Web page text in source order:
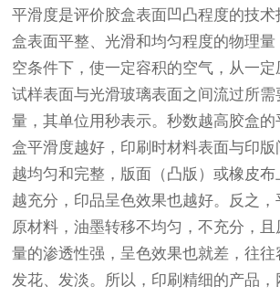
平滑度是评价胶盒表面凹凸程度的技
盒表面平整、光滑和均匀程度的物理
空条件下，使一定容积的空气，从一定
试样表面与光滑玻璃表面之间流过所
量，其单位用秒表示。秒数越高胶盒
盒平滑度越好，印刷时材料表面与印
越均匀和完整，版面（凸版）或橡皮
越充分，印品呈色效果也越好。反之
原材料，油墨转移不均匀，不充分，
量的渗透性强，呈色效果也就差，往
发花、发淡。所以，印刷精细的产品